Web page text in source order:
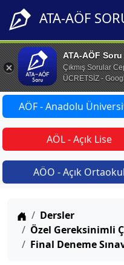
ATA-AÖF
ATA-AÖF Soru
Çıkmış Sorular
ÜCRETSİZ -
AÖF - Anadolu
AÖL - Açık Lise
AÖO - Açık Ortaokul
Anasayfa
Dersler
Özel Gereksinimli
Final Deneme